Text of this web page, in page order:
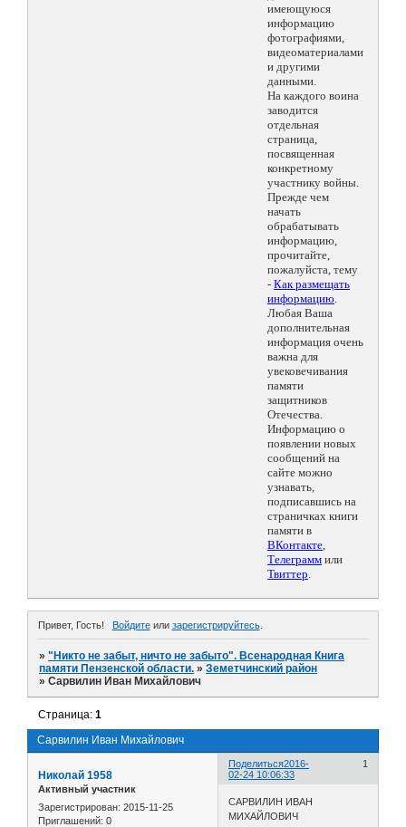
имеющуюся
информацию
фотографиями,
видеоматериалами
и другими
данными.
На каждого воина
заводится
отдельная
страница,
посвященная
конкретному
участнику войны.
Прежде чем
начать
обрабатывать
информацию,
прочитайте,
пожалуйста, тему
- Как размещать
информацию.
Любая Ваша
дополнительная
информация очень
важна для
увековечивания
памяти
защитников
Отечества.
Информацию о
появлении новых
сообщений на
сайте можно
узнавать,
подписавшись на
страничках книги
памяти в
ВКонтакте,
Телеграмм или
Твиттер.
Привет, Гость! Войдитеили зарегистрируйтесь.
»"Никто не забыт, ничто не забыто". Всенародная Книга
памяти Пензенской области. »Земетчинский район
»Сарвилин Иван Михайлович
Сарвилин Иван Михайлович
Страница:1
Поделиться 1
2016-
02-24 10:06:33
Николай 1958
Активный участник
Зарегистрирован: 2015-11-25
Приглашений: 0
САРВИЛИН ИВАН
МИХАЙЛОВИЧ